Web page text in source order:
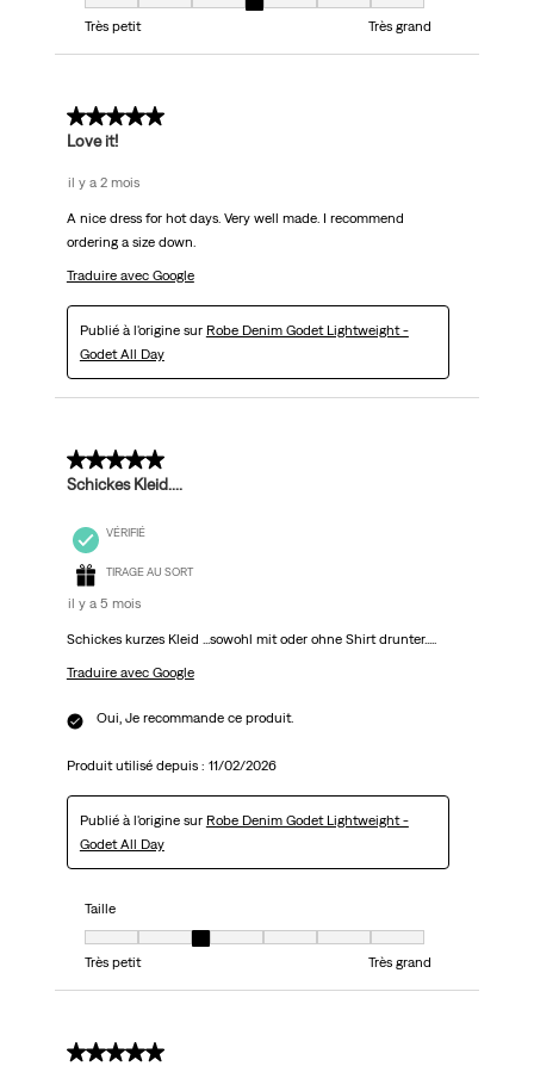
Taille, 4 sur 7, où 1 est égal à Très petit et 7 est égal à Très grand
Très petit
Très grand
5 sur 5 étoiles.
Love it!
il y a 2 mois
A nice dress for hot days. Very well made. I recommend
ordering a size down.
Traduire avec Google
Publié à l'origine sur Robe Denim Godet Lightweight -
Godet All Day
5 sur 5 étoiles.
Schickes Kleid....
VÉRIFIÉ
TIRAGE AU SORT
il y a 5 mois
Schickes kurzes Kleid ...sowohl mit oder ohne Shirt drunter.....
Traduire avec Google
Oui, Je recommande ce produit.
Produit utilisé depuis : 11/02/2026
Publié à l'origine sur Robe Denim Godet Lightweight -
Godet All Day
Taille
Taille, 3 sur 7, où 1 est égal à Très petit et 7 est égal à Très grand
Très petit
Très grand
4 sur 5 étoiles.